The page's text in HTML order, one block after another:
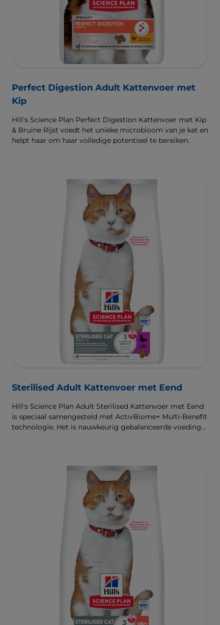
Perfect Digestion Adult Kattenvoer met
Kip
Hill's Science Plan Perfect Digestion Kattenvoer met Kip
& Bruine Rijst voedt het unieke microbioom van je kat en
helpt haar om haar volledige potentieel te bereiken.
Sterilised Adult Kattenvoer met Eend
Hill's Science Plan Adult Sterilised Kattenvoer met Eend
is speciaal samengesteld met ActivBiome+ Multi-Benefit
technologie. Het is nauwkeurig gebalanceerde voeding